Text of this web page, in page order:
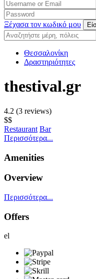
Ξέχασα τον κωδικό μου
Θεσσαλονίκη
Δραστηριότητες
thestival.gr
4.2 (3 reviews)
$$
Restaurant Bar
Περισσότερα...
Amenities
Overview
Περισσότερα...
Offers
el